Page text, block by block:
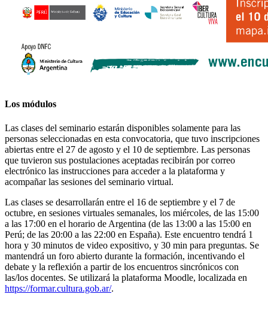
Los módulos
Las clases del seminario estarán disponibles solamente para las
personas seleccionadas en esta convocatoria, que tuvo inscripciones
abiertas entre el 27 de agosto y el 10 de septiembre. Las personas
que tuvieron sus postulaciones aceptadas recibirán por correo
electrónico las instrucciones para acceder a la plataforma y
acompañar las sesiones del seminario virtual.
Las clases se desarrollarán entre el 16 de septiembre y el 7 de
octubre, en sesiones virtuales semanales, los miércoles, de las 15:00
a las 17:00 en el horario de Argentina (de las 13:00 a las 15:00 en
Perú; de las 20:00 a las 22:00 en España). Este encuentro tendrá 1
hora y 30 minutos de video expositivo, y 30 min para preguntas. Se
mantendrá un foro abierto durante la formación, incentivando el
debate y la reflexión a partir de los encuentros sincrónicos con
las/los docentes. Se utilizará la plataforma Moodle, localizada en
https://formar.cultura.gob.ar/.